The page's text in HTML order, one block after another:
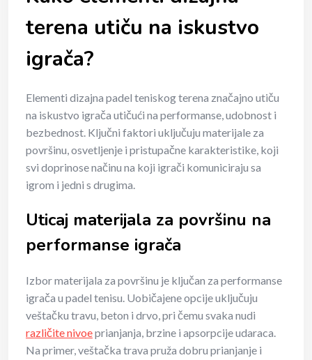
terena utiču na iskustvo
igrača?
Elementi dizajna padel teniskog terena značajno utiču
na iskustvo igrača utičući na performanse, udobnost i
bezbednost. Ključni faktori uključuju materijale za
površinu, osvetljenje i pristupačne karakteristike, koji
svi doprinose načinu na koji igrači komuniciraju sa
igrom i jedni s drugima.
Uticaj materijala za površinu na
performanse igrača
Izbor materijala za površinu je ključan za performanse
igrača u padel tenisu. Uobičajene opcije uključuju
veštačku travu, beton i drvo, pri čemu svaka nudi
različite nivoeprianjanja, brzine i apsorpcije udaraca.
Na primer, veštačka trava pruža dobru prianjanje i